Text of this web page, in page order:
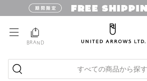
BRAND
すべての商品から探す